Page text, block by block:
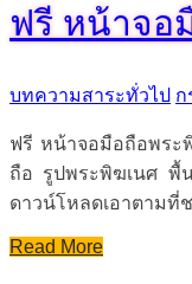
ฟรี หน้าจอ
บทความสาระทั่วไป ก
ฟรี หน้าจอมือถือพระ
ถือ รูปพระพิฆเนศ พื้
ดาวน์โหลดเอาตามที่ช
Read More